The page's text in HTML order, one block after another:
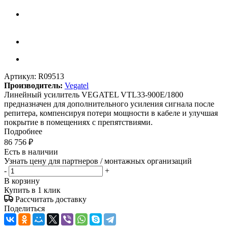
Артикул: R09513
Производитель: Vegatel
Линейный усилитель VEGATEL VTL33-900E/1800
предназначен для дополнительного усиления сигнала после
репитера, компенсируя потери мощности в кабеле и улучшая
покрытие в помещениях с препятствиями.
Подробнее
86 756 ₽
Есть в наличии
Узнать цену для партнеров / монтажных организаций
-
+
В корзину
Купить в 1 клик
Рассчитать доставку
Поделиться